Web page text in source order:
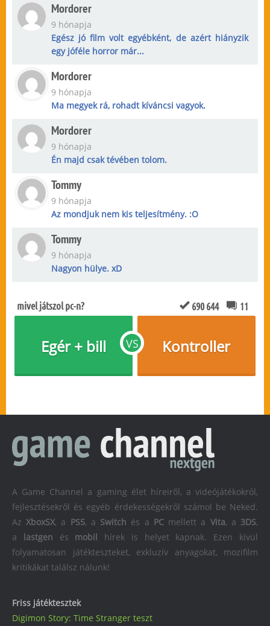
Mordorer
9 hónapja
Egész jó film volt egyébként, de azért hiányzik
egy jóféle horror már...
Mordorer
9 hónapja
Ma megyek rá, rohadt kíváncsi vagyok.
Mordorer
9 hónapja
Én majd csak tévében tolom.
Tommy
9 hónapja
Az mondjuk nem kis teljesítmény. :O
Tommy
9 hónapja
Nagyon hülye. xD
mivel játszol pc-n? 690 644 11
VS
Egér + bill Kontroller
Friss játéktesztek
Digimon Story: Time Stranger teszt
A Game Channel a gaming élet híreiről, a videójátékokról,
fejlesztésekről és egyéb érdekességekről számol be Neked.
AzXboxSX, a PS5, a Switch és a PCmellett a Vita, a 3DS,
a lastgen és mobil hírek is helyet kapnak. Ezen kívül
folyamatosan játékteszteket, exkluzív anyagokat, mozifilm
kritikákat találsz nálunk!